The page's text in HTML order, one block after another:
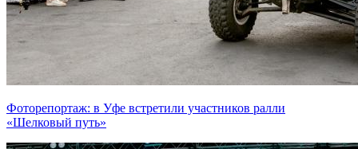
Фоторепортаж: в Уфе встретили участников ралли
«Шелковый путь»